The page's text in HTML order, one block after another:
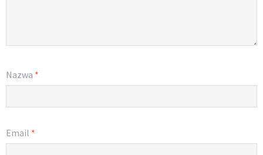
Nazwa *
Email *